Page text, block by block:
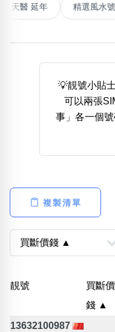
888尾
999尾
全大數字
5萬以上
幸運號分類
次數分類
能量生氣 天醫 延年
💡靚號小貼
可以兩張
事」各一個
複製清單
靚號
買斷價
錢 ▲
13632100987